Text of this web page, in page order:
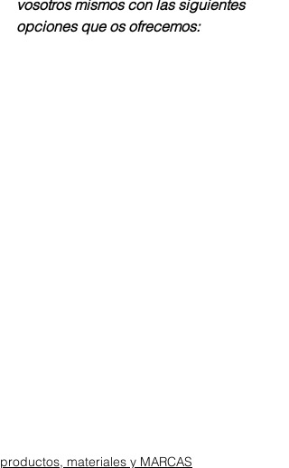
vosotros mismos con las siguientes
opciones que os ofrecemos:
productos, materiales y MARCAS